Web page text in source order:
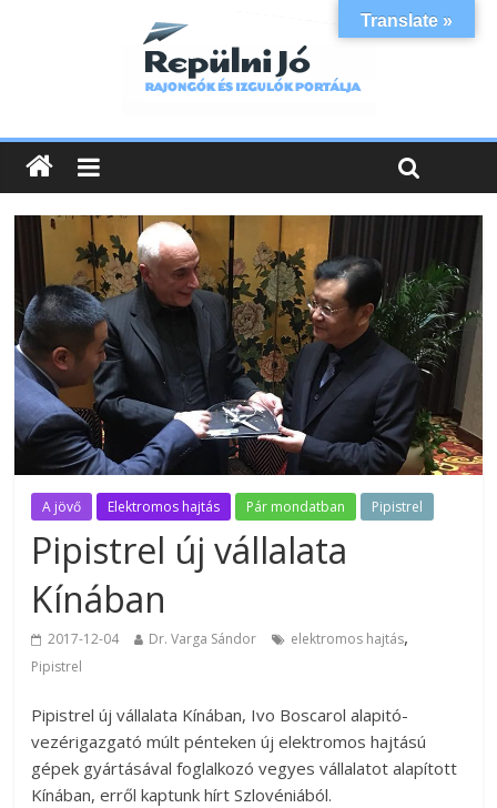
A jövő Elektromos hajtás Pár mondatban Pipistrel
Pipistrel új vállalata
Kínában
2017-12-04 Dr. Varga Sándor elektromos hajtás,
Pipistrel
Pipistrel új vállalata Kínában, Ivo Boscarol alapitó-
vezérigazgató múlt pénteken új elektromos hajtású
gépek gyártásával foglalkozó vegyes vállalatot alapított
Kínában, erről kaptunk hírt Szlovéniából.
Translate »